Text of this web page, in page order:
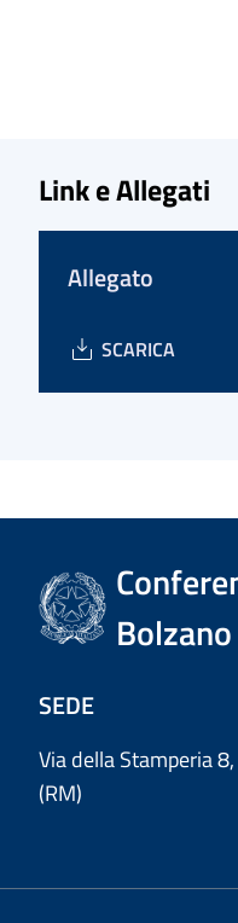
Link e Allegati
Allegato
SCARICA
Bolzano
SEDE
Via della Stamperia
(RM)